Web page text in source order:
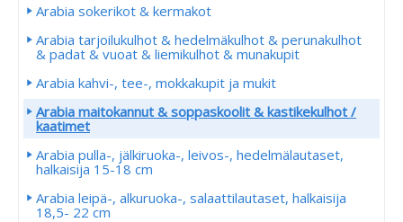
Arabia sokerikot & kermakot
Arabia tarjoilukulhot & hedelmäkulhot & perunakulhot
& padat & vuoat & liemikulhot & munakupit
Arabia kahvi-, tee-, mokkakupit ja mukit
Arabia maitokannut & soppaskoolit & kastikekulhot /
kaatimet
Arabia pulla-, jälkiruoka-, leivos-, hedelmälautaset,
halkaisija 15-18 cm
Arabia leipä-, alkuruoka-, salaattilautaset, halkaisija
18,5- 22 cm